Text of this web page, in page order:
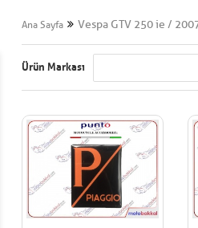
Ana Sayfa Vespa GTV 250 ie /
Ürün Markası